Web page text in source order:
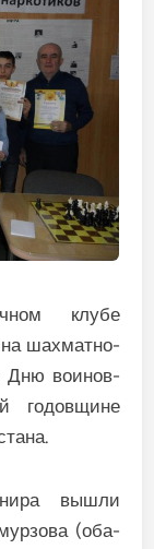
клубе
шахматно-
Дню воинов-
годовщине
вышли
(оба-